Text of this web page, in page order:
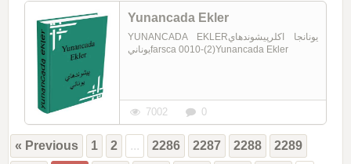
Yunancada Ekler
YUNANCADA EKLERيونانجا اكلرپيشوندهاي
يونانيfarsca 0010-(2)Yunancada Ekler
7002 0
« Previous 1 2 ... 2286 2287 2288
2289